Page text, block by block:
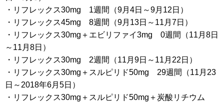
・リフレックス30mg 1週間（9月4日～9月12日）
・リフレックス45mg 8週間（9月13日～11月7日）
・リフレックス30mg＋エビリファイ3mg 0週間（11月8日
～11月8日）
・リフレックス30mg 2週間（11月9日～11月22日）
・リフレックス30mg＋スルピリド50mg 29週間（11月23
日～2018年6月5日）
・リフレックス30mg＋スルピリド50mg＋炭酸リチウム